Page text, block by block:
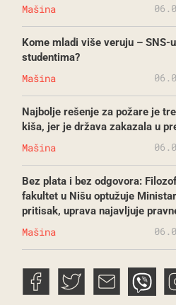
Mašina
Kome mladi više veruju – SNS-
studentima?
Mašina
Najbolje rešenje za požare je
kiša, jer je država zakazala u
Mašina
Bez plata i bez odgovora:
fakultet u Nišu optužuje
pritisak, uprava najavljuje
Mašina